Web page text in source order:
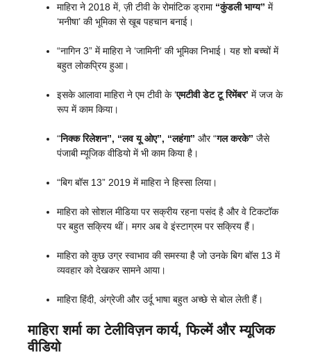
माहिरा ने 2018 में, ज़ी टीवी के रोमांटिक ड्रामा “कुंडली भाग्य” में
‘मनीषा’ की भूमिका से खूब पहचान बनाई।
“नागिन 3” में माहिरा ने ‘जामिनी’ की भूमिका निभाई। यह शो बच्चों में
बहुत लोकप्रिय हुआ।
इसके आलावा माहिरा ने एम टीवी के ‘एमटीवी डेट टू रिमेंबर’ में जज के
रूप में काम किया।
“निक्क रिलेशन”, “लव यू ओए”, “लहंगा” और “गल करके” जैसे
पंजाबी म्यूजिक वीडियो में भी काम किया है।
“बिग बॉस 13” 2019 में माहिरा ने हिस्सा लिया।
माहिरा को सोशल मीडिया पर सक्रीय रहना पसंद है और वे टिकटॉक
पर बहुत सक्रिय थीं। मगर अब वे इंस्टाग्रम पर सक्रिय हैं।
माहिरा को कुछ उग्र स्वाभाव की समस्या है जो उनके बिग बॉस 13 में
व्यवहार को देखकर सामने आया।
माहिरा हिंदी, अंग्रेजी और उर्दू भाषा बहुत अच्छे से बोल लेती हैं।
माहिरा शर्मा का टेलीविज़न कार्य, फिल्में और म्यूजिक
वीडियो